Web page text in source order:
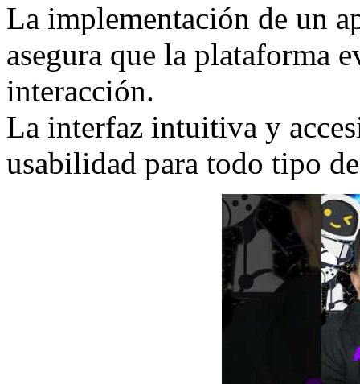
La implementación de un
asegura que la plataforma
interacción.
La interfaz intuitiva y
usabilidad para todo tipo